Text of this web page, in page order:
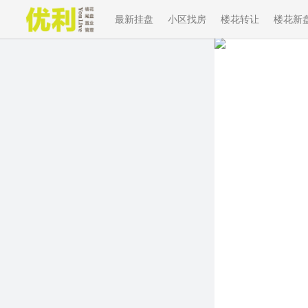
最新挂盘 小区找房 楼花转让 楼花新